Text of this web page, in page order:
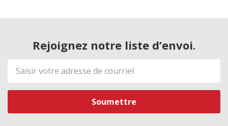
Rejoignez notre liste d’envoi.
Adresse
de
courriel